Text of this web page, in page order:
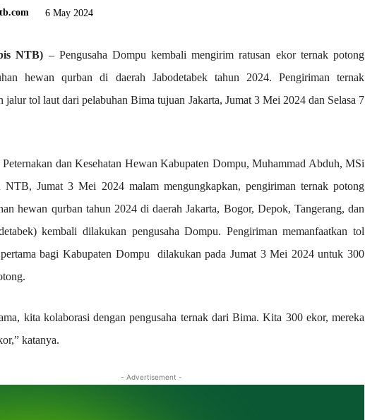
6 May 2024
NTB) – Pengusaha Dompu kembali mengirim ratusan ekor ternak potong
hewan qurban di daerah Jabodetabek tahun 2024. Pengiriman ternak
jalur tol laut dari pelabuhan Bima tujuan Jakarta, Jumat 3 Mei 2024 dan Selasa 7
dan Kesehatan Hewan Kabupaten Dompu, Muhammad Abduh, MSi
NTB, Jumat 3 Mei 2024 malam mengungkapkan, pengiriman ternak potong
hewan qurban tahun 2024 di daerah Jakarta, Bogor, Depok, Tangerang, dan
kembali dilakukan pengusaha Dompu. Pengiriman memanfaatkan tol
bagi Kabupaten Dompu dilakukan pada Jumat 3 Mei 2024 untuk 300
kita kolaborasi dengan pengusaha ternak dari Bima. Kita 300 ekor, mereka
katanya.
- Advertisement -